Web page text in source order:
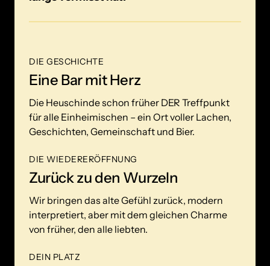
DIE GESCHICHTE
Eine Bar mit Herz
Die Heuschinde schon früher DER Treffpunkt
für alle Einheimischen – ein Ort voller Lachen,
Geschichten, Gemeinschaft und Bier.
DIE WIEDERERÖFFNUNG
Zurück zu den Wurzeln
Wir bringen das alte Gefühl zurück, modern
interpretiert, aber mit dem gleichen Charme
von früher, den alle liebten.
DEIN PLATZ